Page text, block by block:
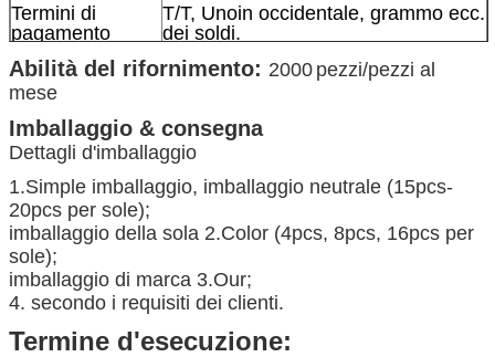
Termini di
pagamento
T/T, Unoin occidentale, grammo ecc.
dei soldi.
Applicabile
Escavatore
Dettagli di
consegna
Accordo del vostro ordine
Abilità del rifornimento: 2000 pezzi/pezzi al
mese
Imballaggio & consegna
Dettagli d'imballaggio
1.Simple imballaggio, imballaggio neutrale (15pcs-
20pcs per sole);
imballaggio della sola 2.Color (4pcs, 8pcs, 16pcs per
sole);
imballaggio di marca 3.Our;
4. secondo i requisiti dei clienti.
Termine d'esecuzione: